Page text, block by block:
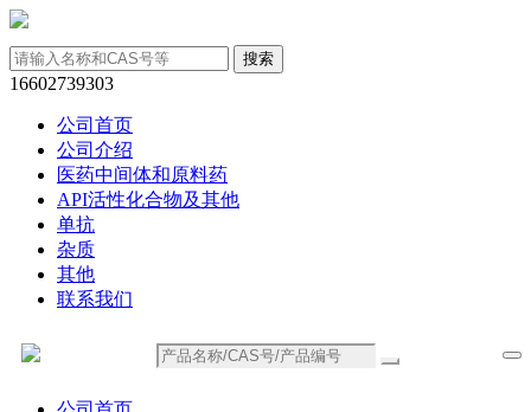
16602739303
公司首页
公司介绍
医药中间体和原料药
API活性化合物及其他
单抗
杂质
其他
联系我们